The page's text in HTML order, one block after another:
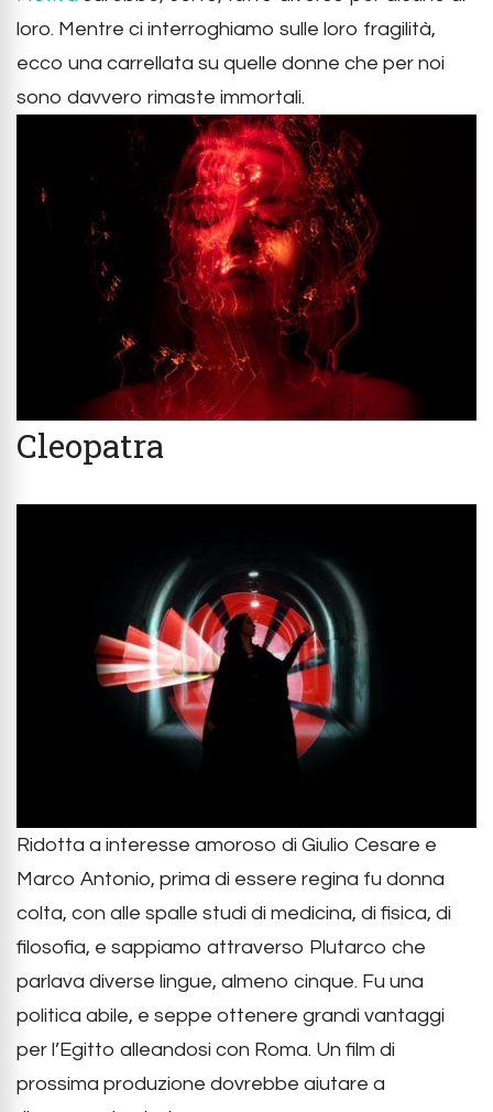
loro. Mentre ci interroghiamo sulle loro fragilità,
ecco una carrellata su quelle donne che per noi
sono davvero rimaste immortali.
Cleopatra
Ridotta a interesse amoroso di Giulio Cesare e
Marco Antonio, prima di essere regina fu donna
colta, con alle spalle studi di medicina, di fisica, di
filosofia, e sappiamo attraverso Plutarco che
parlava diverse lingue, almeno cinque. Fu una
politica abile, e seppe ottenere grandi vantaggi
per l’Egitto alleandosi con Roma. Un film di
prossima produzione dovrebbe aiutare a